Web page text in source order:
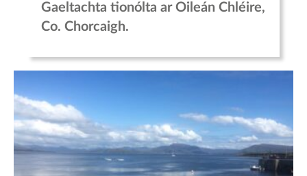
Gaeltachta tionólta ar Oileán Chléire,
Co. Chorcaigh.